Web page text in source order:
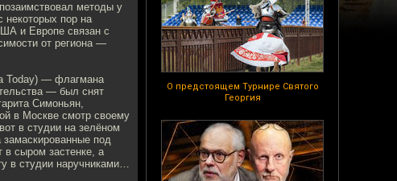
О предстоящем Турнире Святого
Георгия
методы у
некоторых пор на
и Европе связан с
от региона —
Today) — флагмана
— был снят
Симоньян,
в Москве смотр своему
в студии на зелёном
под
в сыром застенке, а
в студии наручниками…